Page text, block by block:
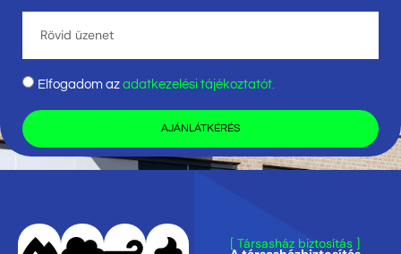
Elfogadom az adatkezelési tájékoztatót.
AJÁNLÁTKÉRÉS
[ Társasház biztosítás ]